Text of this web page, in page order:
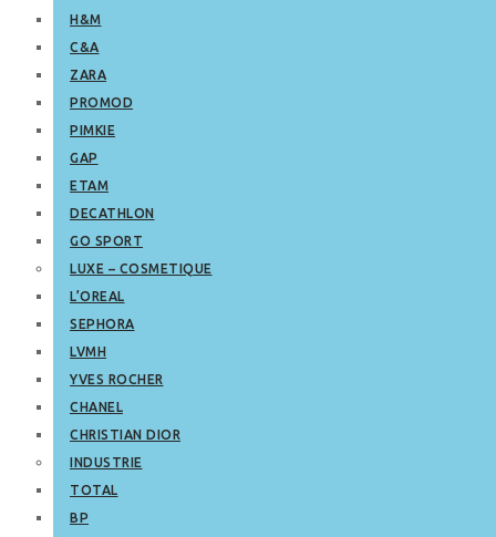
H&M
C&A
ZARA
PROMOD
PIMKIE
GAP
ETAM
DECATHLON
GO SPORT
LUXE – COSMETIQUE
L’OREAL
SEPHORA
LVMH
YVES ROCHER
CHANEL
CHRISTIAN DIOR
INDUSTRIE
TOTAL
BP